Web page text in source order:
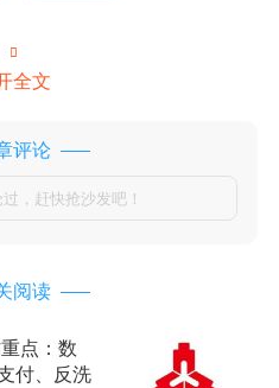

全文
评论
，赶快抢沙发吧！
阅读
点：数
付、反洗